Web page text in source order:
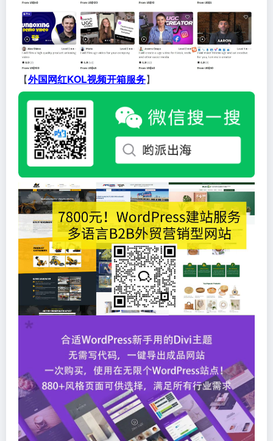
【外国网红KOL视频开箱服务】